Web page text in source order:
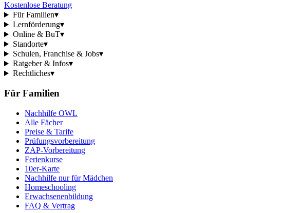
Kostenlose Beratung
Für Familien▾
Lernförderung▾
Online & BuT▾
Standorte▾
Schulen, Franchise & Jobs▾
Ratgeber & Infos▾
Rechtliches▾
Für Familien
Nachhilfe OWL
Alle Fächer
Preise & Tarife
Prüfungsvorbereitung
ZAP-Vorbereitung
Ferienkurse
10er-Karte
Nachhilfe nur für Mädchen
Homeschooling
Erwachsenenbildung
FAQ & Vertrag